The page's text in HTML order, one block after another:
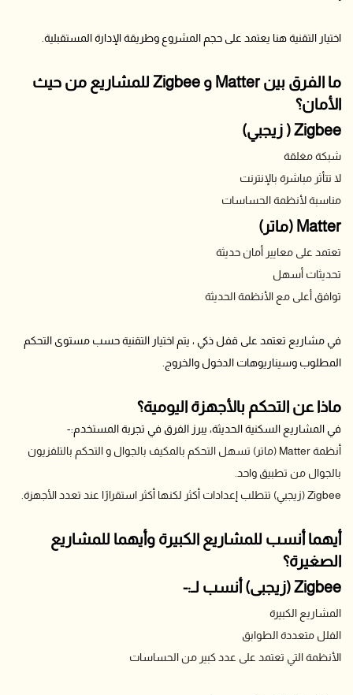
اختيار التقنية هنا يعتمد على حجم المشروع وطريقة الإدارة المستقبلية.
ما الفرق بين Matter و Zigbee للمشاريع من حيث
الأمان؟
Zigbee ( زيجبي)
شبكة مغلقة
لا تتأثر مباشرة بالإنترنت
مناسبة لأنظمة الحساسات
Matter (ماتر)
تعتمد على معايير أمان حديثة
تحديثات أسهل
توافق أعلى مع الأنظمة الحديثة
في مشاريع تعتمد على قفل ذكي ، يتم اختيار التقنية حسب مستوى التحكم
المطلوب وسيناريوهات الدخول والخروج.
ماذا عن التحكم بالأجهزة اليومية؟
في المشاريع السكنية الحديثة، يبرز الفرق في تجربة المستخدم:-
أنظمة Matter (ماتر) تسهل التحكم بالمكيف بالجوال و التحكم بالتلفزيون
بالجوال من تطبيق واحد.
Zigbee (زيجبي) تتطلب إعدادات أكثر لكنها أكثر استقرارًا عند تعدد الأجهزة.
أيهما أنسب للمشاريع الكبيرة وأيهما للمشاريع
الصغيرة؟
Zigbee (زيجبى) أنسب لـ:-
المشاريع الكبيرة
الفلل متعددة الطوابق
الأنظمة التي تعتمد على عدد كبير من الحساسات